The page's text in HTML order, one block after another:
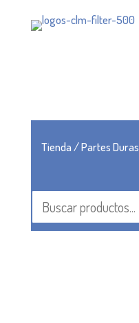
Tienda/Partes Duras